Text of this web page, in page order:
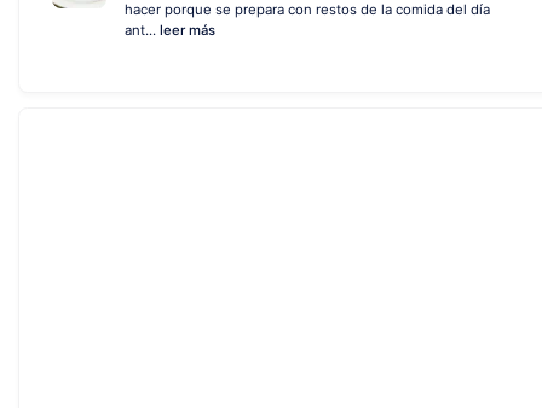
hacer porque se prepara con restos de la comida del día
ant... leer más